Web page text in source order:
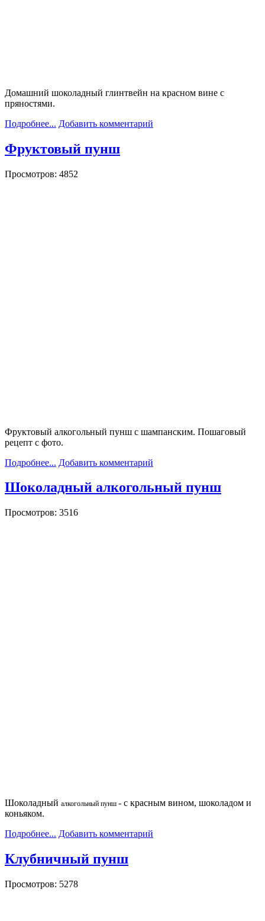
Домашний шоколадный глинтвейн на красном вине с
пряностями.
Подробнее... Добавить комментарий
Фруктовый пунш
Просмотров: 4852
Фруктовый алкогольный пунш с шампанским. Пошаговый
рецепт с фото.
Подробнее... Добавить комментарий
Шоколадный алкогольный пунш
Просмотров: 3516
Шоколадный алкогольный пунш - с красным вином, шоколадом и
коньяком.
Подробнее... Добавить комментарий
Клубничный пунш
Просмотров: 5278